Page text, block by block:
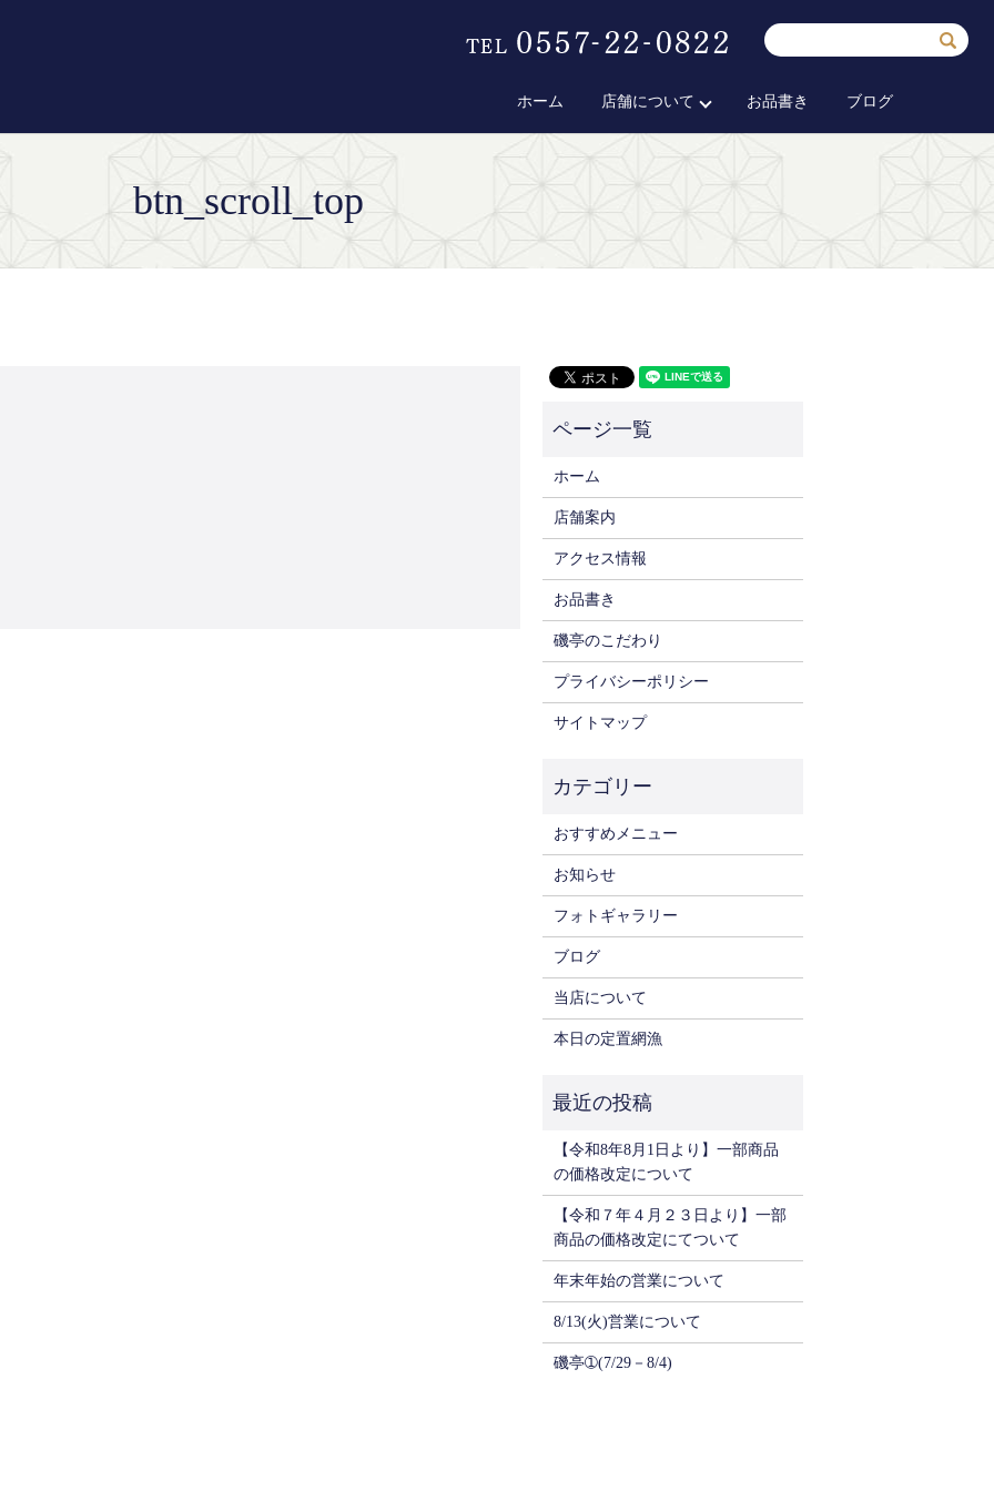
ホーム 店舗について お品書き ブログ
btn_scroll_top
ホーム
店舗案内
アクセス情報
お品書き
磯亭のこだわり
プライバシーポリシー
サイトマップ
おすすめメニュー
お知らせ
フォトギャラリー
ブログ
当店について
本日の定置網漁
【令和8年8月1日より】一部商品
の価格改定について
【令和７年４月２３日より】一部
商品の価格改定にてついて
年末年始の営業について
8/13(火)営業について
磯亭➀(7/29－8/4)